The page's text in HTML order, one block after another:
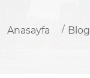
Anasayfa Blog